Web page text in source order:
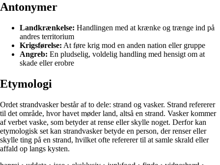
Antonymer
Landkrænkelse: Handlingen med at krænke og trænge ind på
andres territorium
Krigsførelse: At føre krig mod en anden nation eller gruppe
Angreb: En pludselig, voldelig handling med hensigt om at
skade eller erobre
Etymologi
Ordet strandvasker består af to dele: strand og vasker. Strand refererer
til det område, hvor havet møder land, altså en strand. Vasker kommer
af verbet vaske, som betyder at rense eller skylle noget. Derfor kan
etymologisk set kan strandvasker betyde en person, der renser eller
skylle ting på en strand, hvilket ofte refererer til at samle skrald eller
affald op langs kysten.